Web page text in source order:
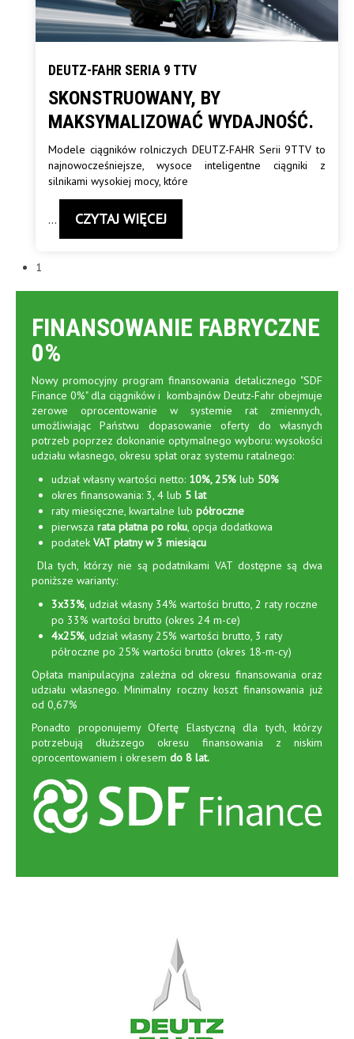
DEUTZ-FAHR SERIA 9 TTV
SKONSTRUOWANY, BY
MAKSYMALIZOWAĆ WYDAJNOŚĆ.
Modele ciągników rolniczych DEUTZ-FAHR Serii 9TTV to
najnowocześniejsze, wysoce inteligentne ciągniki z
silnikami wysokiej mocy, które
… CZYTAJ WIĘCEJ
1
FINANSOWANIE FABRYCZNE
0%
Nowy promocyjny program finansowania detalicznego "SDF
Finance 0%" dla ciągników i kombajnów Deutz-Fahr obejmuje
zerowe oprocentowanie w systemie rat zmiennych,
umożliwiając Państwu dopasowanie oferty do własnych
potrzeb poprzez dokonanie optymalnego wyboru: wysokości
udziału własnego, okresu spłat oraz systemu ratalnego:
udział własny wartości netto: 10%, 25% lub 50%
okres finansowania: 3, 4 lub 5 lat
raty miesięczne, kwartalne lub półroczne
pierwsza rata płatna po roku, opcja dodatkowa
podatek VAT płatny w 3 miesiącu
Dla tych, którzy nie są podatnikami VAT dostępne są dwa
poniższe warianty:
3x33%, udział własny 34% wartości brutto, 2 raty roczne
po 33% wartości brutto (okres 24 m-ce)
4x25%, udział własny 25% wartości brutto, 3 raty
półroczne po 25% wartości brutto (okres 18-m-cy)
Opłata manipulacyjna zależna od okresu finansowania oraz
udziału własnego. Minimalny roczny koszt finansowania już
od 0,67%
Ponadto proponujemy Ofertę Elastyczną dla tych, którzy
potrzebują dłuższego okresu finansowania z niskim
oprocentowaniem i okresem do 8 lat.